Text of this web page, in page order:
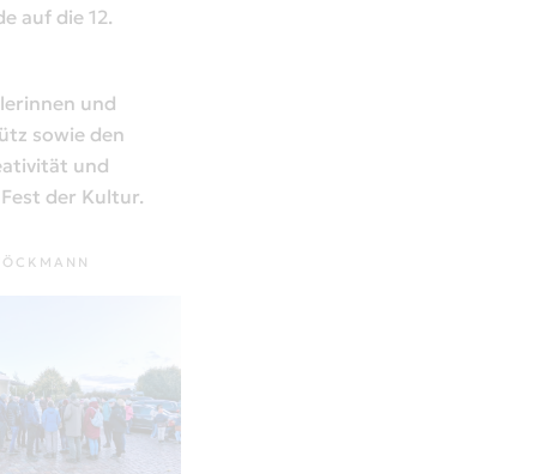
auf die 12.
und
sowie den
und
der Kultur.
VERGRÖSSERN